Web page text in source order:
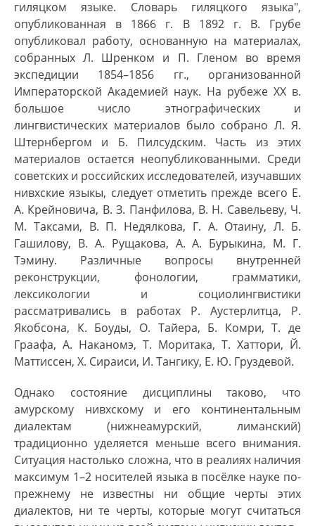
гиляцком языке. Словарь гиляцкого языка",
опубликованная в 1866 г. В 1892 г. В. Грубе
опубликовал работу, основанную на материалах,
собранных Л. Шренком и П. Гленом во время
экспедиции 1854–1856 гг., организованной
Императорской Академией наук. На рубеже ХХ в.
большое число этнографических и
лингвистических материалов было собрано Л. Я.
Штернбергом и Б. Пилсудским. Часть из этих
материалов остается неопубликованными. Среди
советских и российских исследователей, изучавших
нивхские языкы, следует отметить прежде всего Е.
А. Крейновича, В. З. Панфилова, В. Н. Савельеву, Ч.
М. Таксами, В. П. Недялкова, Г. А. Отаину, Л. Б.
Гашилову, В. А. Рущакова, А. А. Бурыкина, М. Г.
Тэмину. Различные вопросы внутренней
реконструкции, фонологии, грамматики,
лексикологии и социолингвистики
рассматривались в работах Р. Аустерлитца, Р.
Якобсона, К. Боуды, О. Тайера, Б. Комри, Т. де
Граафа, А. Наканомэ, Т. Моритака, Т. Хаттори, Й.
Маттиссен, Х. Сираиси, И. Тангику, Е. Ю. Груздевой.
Однако состояние дисциплины таково, что
амурскому нивхскому и его континентальным
диалектам (нижнеамурский, лиманский)
традиционно уделяется меньше всего внимания.
Ситуация настолько сложна, что в реалиях наличия
максимум 1–2 носителей языка в посёлке науке по-
прежнему не известны ни общие черты этих
диалектов, ни те черты, которые могут считаться